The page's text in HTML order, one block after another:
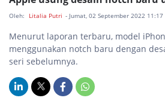
Oleh: Litalia Putri - Jumat, 02 September 2022 11:17
Menurut laporan terbaru, model
menggunakan notch baru dengan
seri sebelumnya.